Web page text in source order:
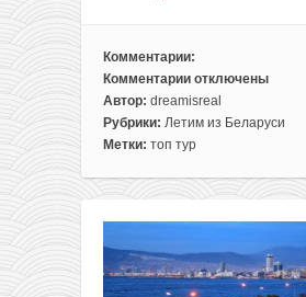
Комментарии:
Комментарии
к
записи
Прямые
море
в
отключены
Автор: dreamisreal
Рубрики: Летим из Беларуси
Метки: топ тур